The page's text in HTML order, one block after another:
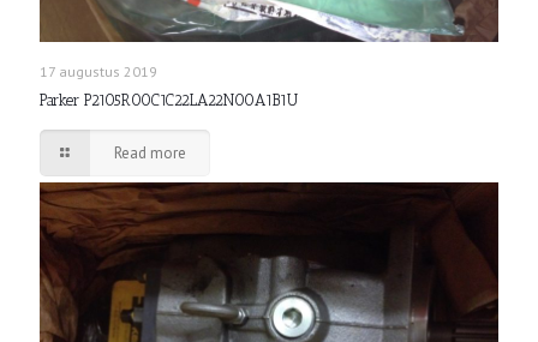
17 augustus 2019
Parker P2105R00C1C22LA22N00A1B1U
Read more